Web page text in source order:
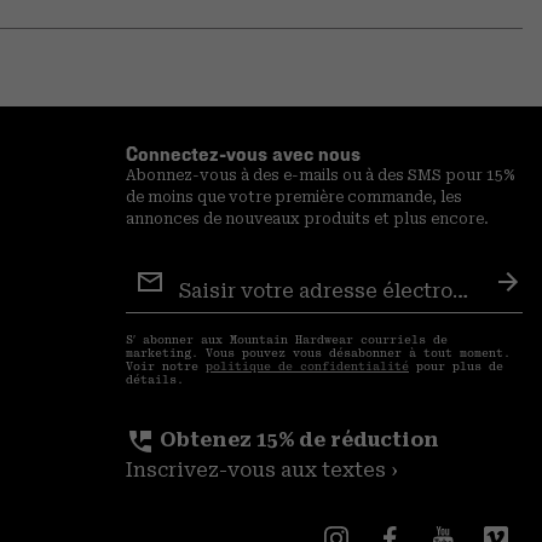
or
Connectez-vous avec nous
Abonnez-vous à des e-mails ou à des SMS pour 15%
de moins que votre première commande, les
annonces de nouveaux produits et plus encore.
aux
courriels
S′ abonner aux Mountain Hardwear courriels de
marketing. Vous pouvez vous désabonner à tout moment.
Voir notre politique de confidentialité pour plus de
détails.
perm_phone_msg Obtenez 15% de réduction
Inscrivez-vous aux textes ›